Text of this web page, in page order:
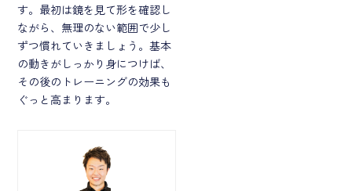
す。最初は鏡を見て形を確認し
ながら、無理のない範囲で少し
ずつ慣れていきましょう。基本
の動きがしっかり身につけば、
その後のトレーニングの効果も
ぐっと高まります。